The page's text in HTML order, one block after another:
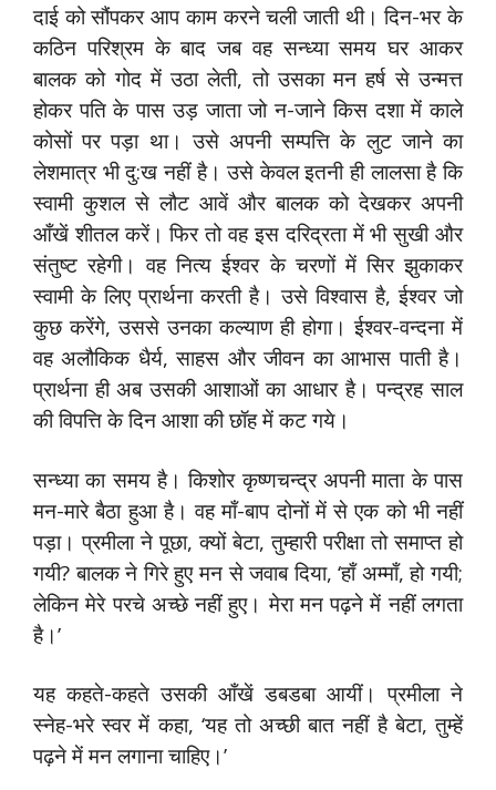
दाई को सौंपकर आप काम करने चली जाती थी। दिन-भर के
कठिन परिश्रम के बाद जब वह सन्ध्या समय घर आकर
बालक को गोद में उठा लेती, तो उसका मन हर्ष से उन्मत्त
होकर पति के पास उड़ जाता जो न-जाने किस दशा में काले
कोसों पर पड़ा था। उसे अपनी सम्पत्ति के लुट जाने का
लेशमात्र भी दु:ख नहीं है। उसे केवल इतनी ही लालसा है कि
स्वामी कुशल से लौट आवें और बालक को देखकर अपनी
आँखें शीतल करें। फिर तो वह इस दरिद्रता में भी सुखी और
संतुष्ट रहेगी। वह नित्य ईश्वर के चरणों में सिर झुकाकर
स्वामी के लिए प्रार्थना करती है। उसे विश्वास है, ईश्वर जो
कुछ करेंगे, उससे उनका कल्याण ही होगा। ईश्वर-वन्दना में
वह अलौकिक धैर्य, साहस और जीवन का आभास पाती है।
प्रार्थना ही अब उसकी आशाओं का आधार है। पन्द्रह साल
की विपत्ति के दिन आशा की छॉह में कट गये।
सन्ध्या का समय है। किशोर कृष्णचन्द्र अपनी माता के पास
मन-मारे बैठा हुआ है। वह माँ-बाप दोनों में से एक को भी नहीं
पड़ा। प्रमीला ने पूछा, क्यों बेटा, तुम्हारी परीक्षा तो समाप्त हो
गयी? बालक ने गिरे हुए मन से जवाब दिया, ‘हाँ अम्माँ, हो गयी;
लेकिन मेरे परचे अच्छे नहीं हुए। मेरा मन पढ़ने में नहीं लगता
है।’
यह कहते-कहते उसकी आँखें डबडबा आयीं। प्रमीला ने
स्नेह-भरे स्वर में कहा, ‘यह तो अच्छी बात नहीं है बेटा, तुम्हें
पढ़ने में मन लगाना चाहिए।’